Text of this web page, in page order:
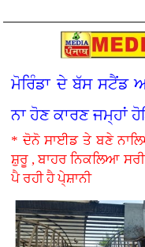
ਮੋਰਿੰਡਾ ਦੇ ਬੱਸ ਸਟੈਂਡ
ਨਾ ਹੋਣ ਕਾਰਣ ਜਮ੍ਹਾਂ
* ਦੋਨੋ ਸਾਈਡ ਤੇ ਬਣੇ
ਸ਼ੁਰੂ , ਬਾਹਰ ਨਿਕਲਿਆ
ਪੈ ਰਹੀ ਹੈ ਪੇ੍ਸ਼ਾਨੀ